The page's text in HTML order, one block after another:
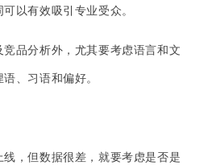
以有效吸引专业受众。
品分析外，尤其要考虑语言和文
、习语和偏好。
，但数据很差，就要考虑是否是